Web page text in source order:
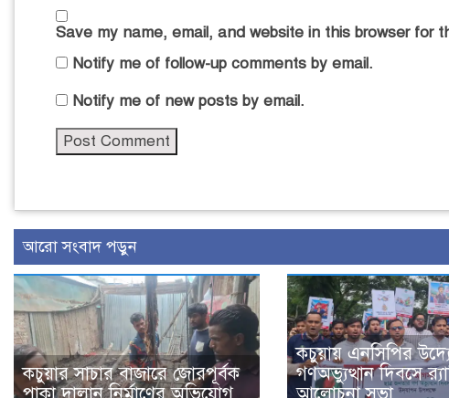
Save my name, email, and website in this browser for
Notify me of follow-up comments by email.
Notify me of new posts by email.
আরো সংবাদ পড়ুন
কচুয়ার সাচার বাজারে জোরপূর্বক
কচুয়ায় এনসিপির
গণঅভ্যুত্থান দিবসে